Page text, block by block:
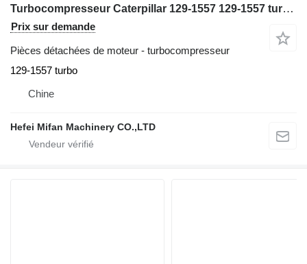
Turbocompresseur Caterpillar 129-1557 129-1557 turbo pour excavateur
Prix sur demande
Pièces détachées de moteur - turbocompresseur
129-1557 turbo
Chine
Hefei Mifan Machinery CO.,LTD